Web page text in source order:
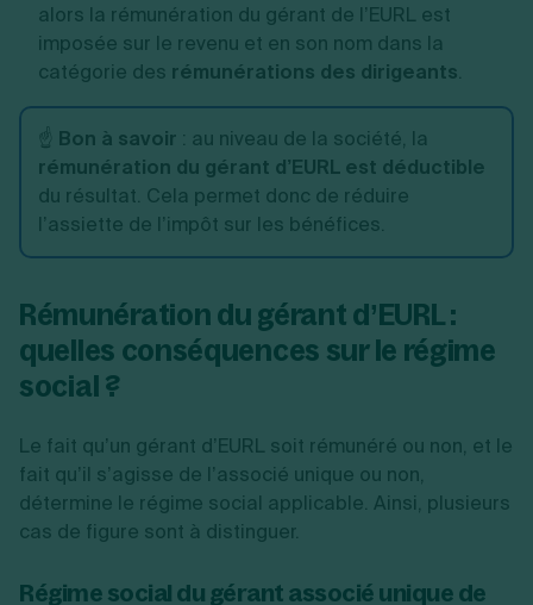
alors la rémunération du gérant de l’EURL est
imposée sur le revenu et en son nom dans la
catégorie des rémunérations des dirigeants.
☝️ Bon à savoir : au niveau de la société, la
rémunération du gérant d’EURL est déductible
du résultat. Cela permet donc de réduire
l’assiette de l’impôt sur les bénéfices.
Rémunération du gérant d’EURL :
quelles conséquences sur le régime
social ?
Le fait qu’un gérant d’EURL soit rémunéré ou non, et le
fait qu’il s’agisse de l’associé unique ou non,
détermine le régime social applicable. Ainsi, plusieurs
cas de figure sont à distinguer.
Régime social du gérant associé unique de